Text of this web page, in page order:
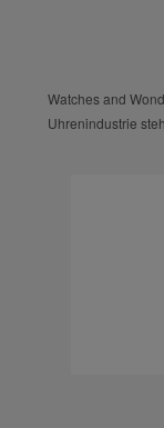
Watches and
Uhrenindustrie